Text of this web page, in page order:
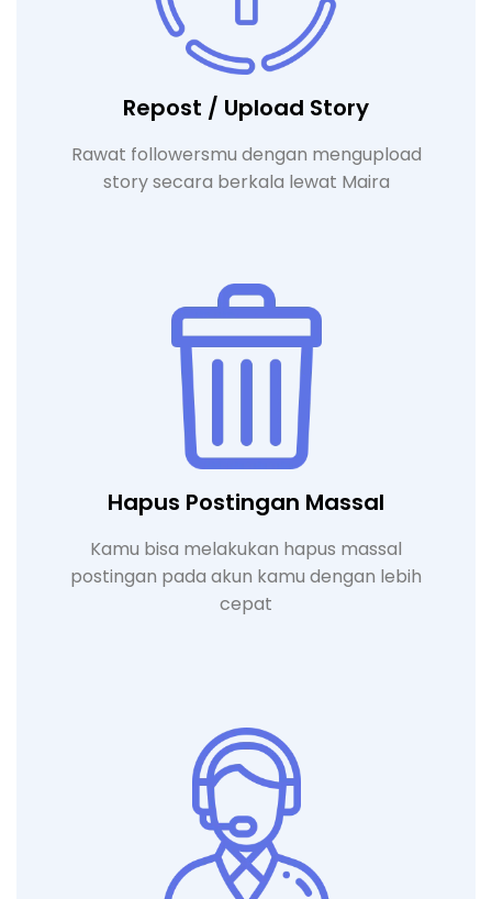
Repost / Upload Story
Rawat followersmu dengan mengupload
story secara berkala lewat Maira
Hapus Postingan Massal
Kamu bisa melakukan hapus massal
postingan pada akun kamu dengan lebih
cepat